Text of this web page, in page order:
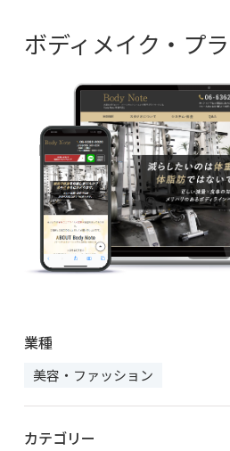
ボディメイク・プ
業種
美容・ファッション
カテゴリー